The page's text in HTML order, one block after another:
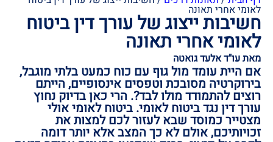
לאומי אחרי תאונה
חשיבות ייצוג של עורך דין ביטוח
לאומי אחרי תאונה
מאת עו"ד אלעד גואטה
אם היית עומד מול גוף עם כוח כמעט בלתי מוגבל,
בירוקרטיה מסובכת וטפסים אינסופיים, הייתם
רוצים להתמודד מולו לבד?. הרי כאן בדיוק נחוץ
עורך דין נגד ביטוח לאומי. ביטוח לאומי אולי
מצטייר כמוסד שבא לעזור לכם למצות את
זכויותיכם, אולם לא כך המצב אלא יותר דומה